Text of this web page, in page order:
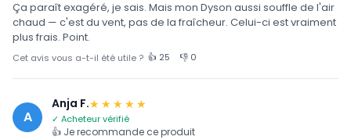
Ça paraît exagéré, je sais. Mais mon Dyson aussi souffle de l'air
chaud — c'est du vent, pas de la fraîcheur. Celui-ci est vraiment
plus frais. Point.
Cet avis vous a-t-il été utile ? 👍 25 👎 0
A
Anja F.★★★★★
✓ Acheteur vérifié
👍 Je recommande ce produit